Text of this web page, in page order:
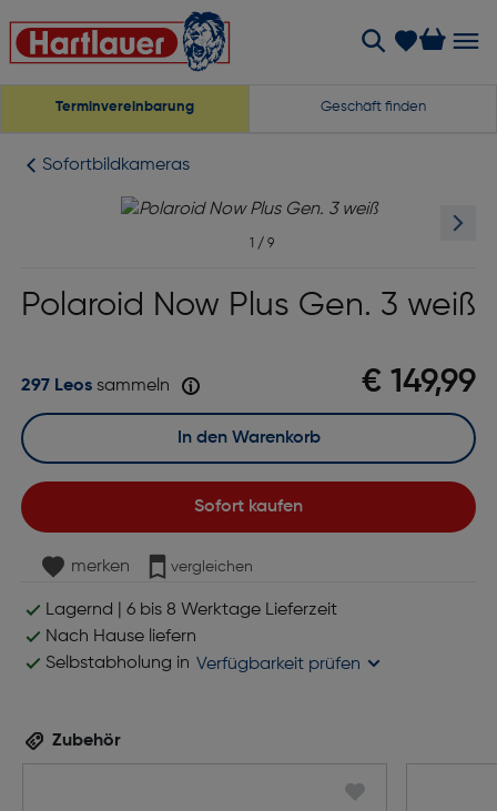
Terminvereinbarung Geschäft finden
Sofortbildkameras
1 / 9
Polaroid Now Plus Gen. 3 weiß
€ 149,99
297 Leossammeln
Sofort kaufen
In den Warenkorb
merken vergleichen
Lagernd | 6 bis 8 Werktage Lieferzeit
Nach Hause liefern
Selbstabholung in Verfügbarkeit prüfen
Zubehör